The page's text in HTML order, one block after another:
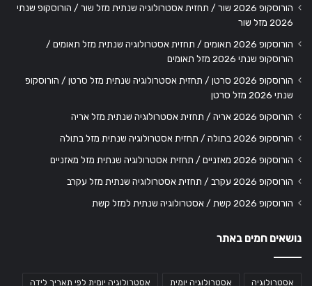
הורוסקופ 2026 שור / תחזית אסטרולוגיה שנתית מזל שור / הורוסקופ שנתי
2026 מזל שור
הורוסקופ 2026 תאומים / תחזית אסטרולוגיה שנתית מזל תאומים /
הורוסקופ שנתי 2026 מזל תאומים
הורוסקופ 2026 סרטן / תחזית אסטרולוגיה שנתית מזל סרטן / הורוסקופ
שנתי 2026 מזל סרטן
הורוסקופ 2026 אריה / תחזית אסטרולוגיה שנתית מזל אריה
הורוסקופ 2026 בתולה / תחזית אסטרולוגיה שנתית מזל בתולה
הורוסקופ 2026 מאזניים / תחזית אסטרולוגיה שנתית מזל מאזניים
הורוסקופ 2026 עקרב / תחזית אסטרולוגיה שנתית מזל עקרב
הורוסקופ 2026 קשת / אסטרולוגיה שנתית למזל קשת
נושאים חמים באתר
אסטרולוגיה אסטרולוגיה יומית אסטרולוגיה יומית לפי תאריך לידה